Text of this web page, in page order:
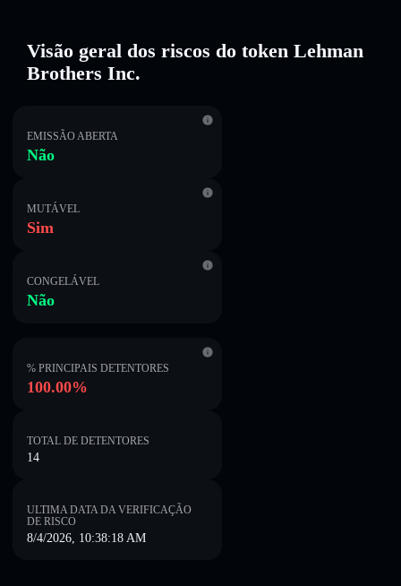
Visão geral dos riscos do token Lehman
Brothers Inc.
EMISSÃO ABERTA
Não
MUTÁVEL
Sim
CONGELÁVEL
Não
% PRINCIPAIS DETENTORES
100.00%
TOTAL DE DETENTORES
14
ULTIMA DATA DA VERIFICAÇÃO
DE RISCO
8/4/2026, 10:38:18 AM